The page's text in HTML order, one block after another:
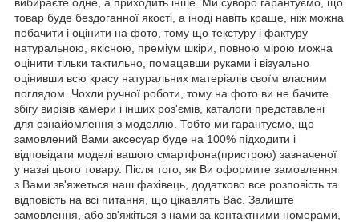
товар буде бездоганної якості, а іноді навіть краще, ніж можна
побачити і оцінити на фото, тому що текстуру і фактуру
натуральною, якісною, преміум шкіри, повною мірою можна
оцінити тільки тактильно, помацавши руками і візуально
оцінивши всю красу натуральних матеріалів своїм власним
поглядом. Чохли ручної роботи, тому на фото ви не бачите
збігу вирізів камери і інших роз'ємів, каталоги представлені
для ознайомлення з моделлю. Тобто ми гарантуємо, що
замовлений Вами аксесуар буде на 100% підходити і
відповідати моделі вашого смартфона(пристрою) зазначеної
у назві цього товару. Після того, як Ви оформите замовлення
з Вами зв'яжеться наш фахівець, додатково все розповість та
відповість на всі питання, що цікавлять Вас. Залиште
замовлення, або зв'яжіться з нами за контактними номерами,